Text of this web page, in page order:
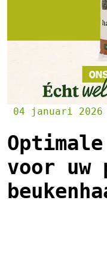
04 januari 2026
voor uw